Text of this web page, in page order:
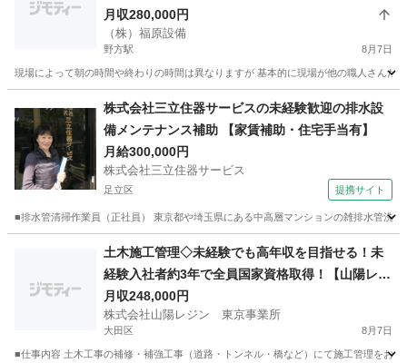
月収280,000円
（株）福原設備
野方駅 8月7日
現場によって朝の時間や終わりの時間は異なりますが 基本的に現場が他の職人さん
野方駅 その他
株式会社三立住器サービスの未経験歓迎の排水設
備メンテナンス補助 【家賃補助・住宅手当有】
月給300,000円
株式会社三立住器サービス
足立区 提携サイト
■排水管清掃作業員（正社員） 東京都や埼玉県にある中高層マンションの雑排水管洗
その他
土木施工管理◇未経験でも高年収を目指せる！未
経験入社者約3年で全員国家資格取得！【山陽レジ
ン】
月収248,000円
株式会社山陽レジン 東京事業所
大田区 8月7日
■仕事内容 土木工事の補修・補強工事（道路・トンネル・橋など）にて施工管理をお